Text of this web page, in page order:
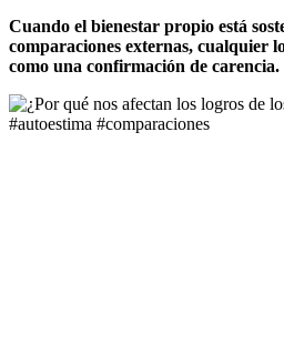
Cuando el bienestar propio está
comparaciones externas, cualquier
como una confirmación de carencia.